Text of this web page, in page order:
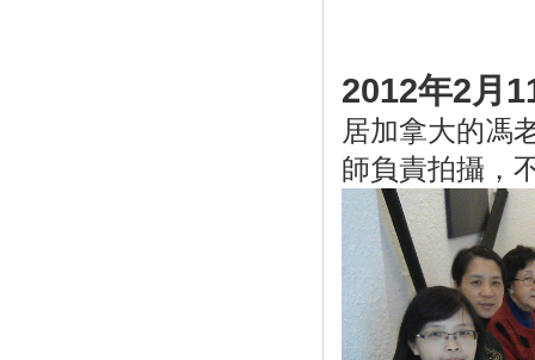
2012年2月
居加拿大的馮
師負責拍攝，